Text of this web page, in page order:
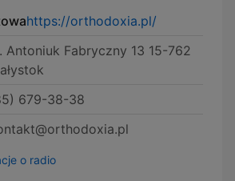
https://orthodoxia.pl/
Antoniuk Fabryczny 13 15-762
679-38-38
o radio